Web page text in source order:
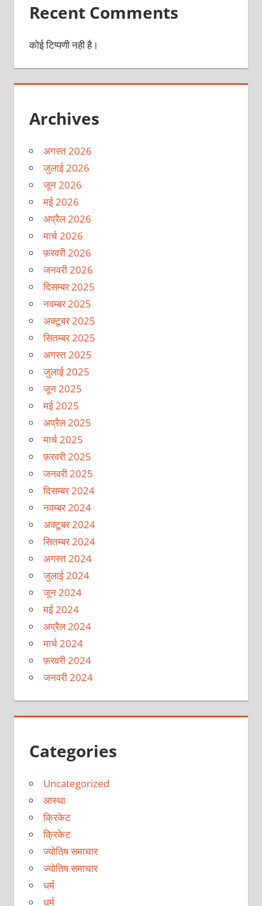
Recent Comments
कोई टिप्पणी नही है।
Archives
अगस्त 2026
जुलाई 2026
जून 2026
मई 2026
अप्रैल 2026
मार्च 2026
फ़रवरी 2026
जनवरी 2026
दिसम्बर 2025
नवम्बर 2025
अक्टूबर 2025
सितम्बर 2025
अगस्त 2025
जुलाई 2025
जून 2025
मई 2025
अप्रैल 2025
मार्च 2025
फ़रवरी 2025
जनवरी 2025
दिसम्बर 2024
नवम्बर 2024
अक्टूबर 2024
सितम्बर 2024
अगस्त 2024
जुलाई 2024
जून 2024
मई 2024
अप्रैल 2024
मार्च 2024
फ़रवरी 2024
जनवरी 2024
Categories
Uncategorized
आस्था
क्रिकेट
क्रिकेट
ज्योतिष समाचार
ज्योतिष समाचार
धर्म
धर्म